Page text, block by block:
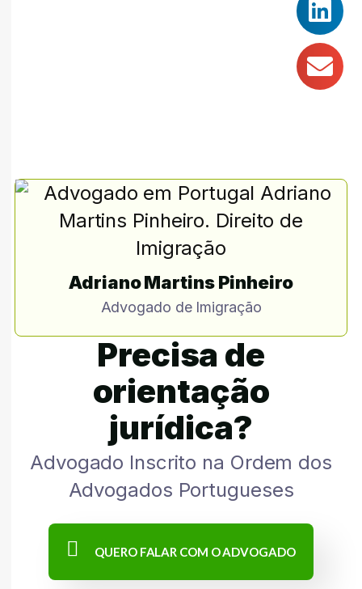
Adriano Martins Pinheiro
Advogado de Imigração
Precisa de
orientação
jurídica?
Advogado Inscrito na Ordem dos
Advogados Portugueses
QUERO FALAR COM O ADVOGADO